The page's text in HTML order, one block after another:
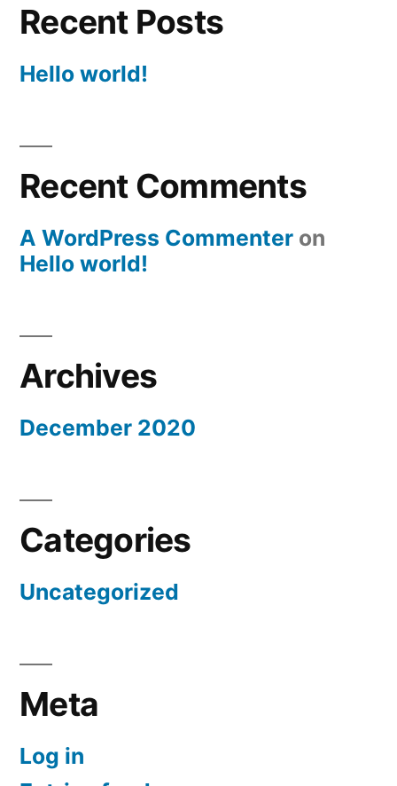
Recent Posts
Hello world!
Recent Comments
A WordPress Commenter on
Hello world!
Archives
December 2020
Categories
Uncategorized
Meta
Log in